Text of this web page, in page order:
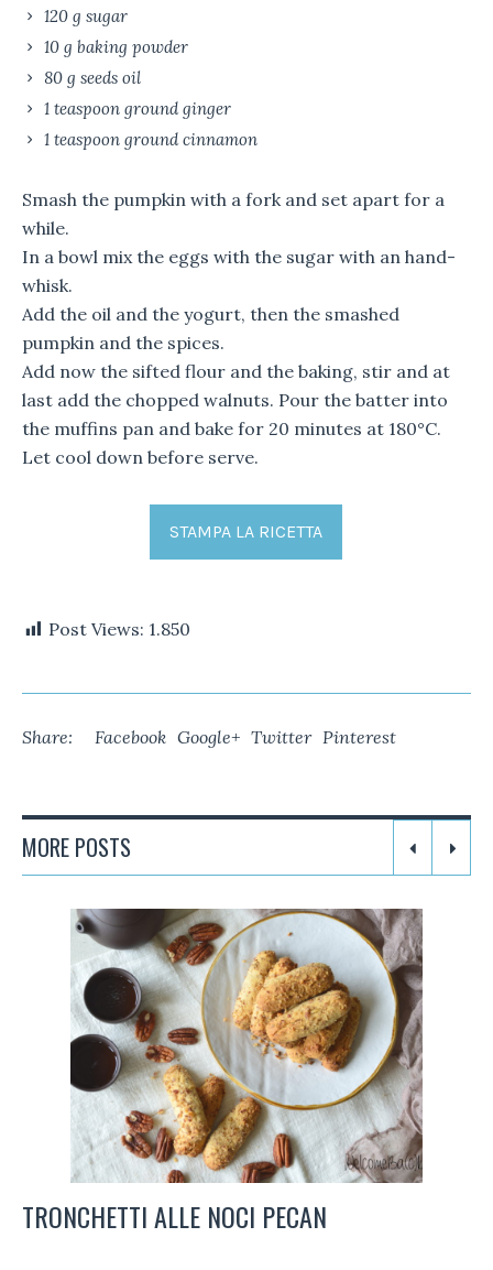
120 g sugar
10 g baking powder
80 g seeds oil
1 teaspoon ground ginger
1 teaspoon ground cinnamon
Smash the pumpkin with a fork and set apart for a
while.
In a bowl mix the eggs with the sugar with an hand-
whisk.
Add the oil and the yogurt, then the smashed
pumpkin and the spices.
Add now the sifted flour and the baking, stir and at
last add the chopped walnuts. Pour the batter into
the muffins pan and bake for 20 minutes at 180°C.
Let cool down before serve.
STAMPA LA RICETTA
Post Views: 1.850
Share: Facebook Google+ Twitter Pinterest
MORE POSTS
TRONCHETTI ALLE NOCI PECAN